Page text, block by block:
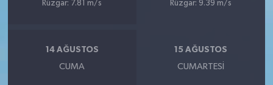
Rüzgar: 7.81 m/s
Rüzgar: 9.39 m/s
14 AĞUSTOS
CUMA
15 AĞUSTOS
CUMARTESI